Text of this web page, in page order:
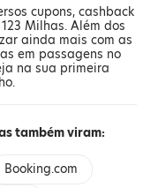
cupons, cashback
Milhas. Além dos
ainda mais com as
em passagens no
na sua primeira
também viram:
Booking.com